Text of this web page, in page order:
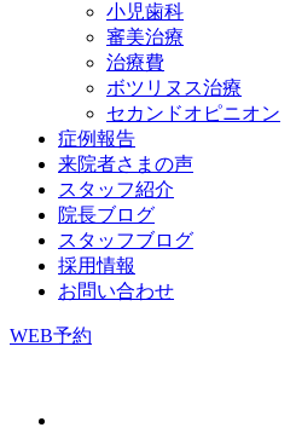
小児歯科
審美治療
治療費
ボツリヌス治療
セカンドオピニオン
症例報告
来院者さまの声
スタッフ紹介
院長ブログ
スタッフブログ
採用情報
お問い合わせ
WEB予約